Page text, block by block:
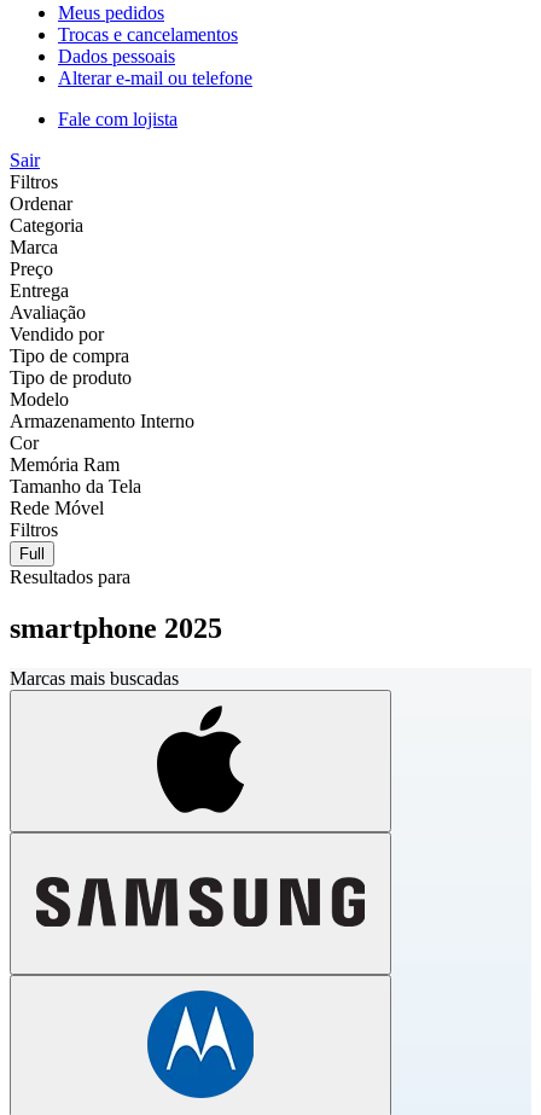
Meus pedidos
Trocas e cancelamentos
Dados pessoais
Alterar e-mail ou telefone
Fale com lojista
Sair
Filtros
Ordenar
Categoria
Marca
Preço
Entrega
Avaliação
Vendido por
Tipo de compra
Tipo de produto
Modelo
Armazenamento Interno
Cor
Memória Ram
Tamanho da Tela
Rede Móvel
Filtros
Full
Resultados para
smartphone 2025
Marcas mais buscadas